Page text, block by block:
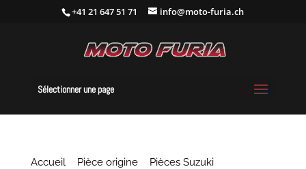
+41 21 647 51 71 info@moto-furia.ch
Sélectionner une page
Accueil/ Pièce origine/ Pièces Suzuki/ Cuvelage